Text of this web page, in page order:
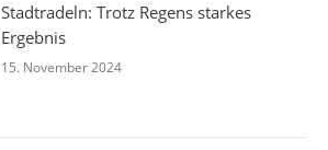
Stadtradeln: Trotz Regens starkes
Ergebnis
15. November 2024